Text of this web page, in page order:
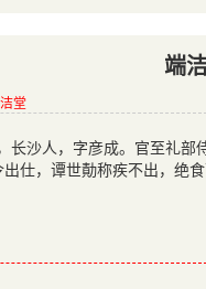
端
堂
长沙人，字彦成。官至礼
仕，谭世勣称疾不出，绝